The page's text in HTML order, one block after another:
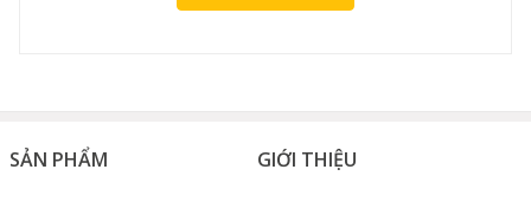
SẢN PHẨM GIỚI THIỆU